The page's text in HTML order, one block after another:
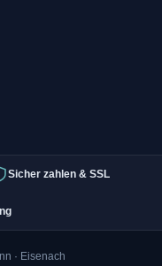
Sicher zahlen & SSL
· Eisenach